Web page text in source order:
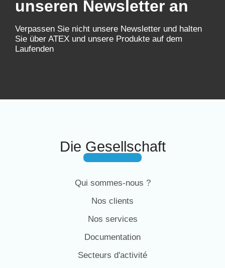
unseren Newsletter an
Verpassen Sie nicht unsere Newsletter und halten
Sie über ATEX und unsere Produkte auf dem
Laufenden
Die Gesellschaft
Qui sommes-nous ?
Nos clients
Nos services
Documentation
Secteurs d'activité